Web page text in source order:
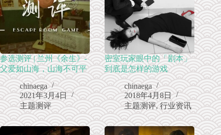
参选测评 | 兰州《余生》-
父爱如山海，山海不可平
chinaega
2021年3月4日
主题测评
密室玩家眼中的「剧本」
到底是怎样的游戏
chinaega
2018年4月8日
主题测评,行业资讯